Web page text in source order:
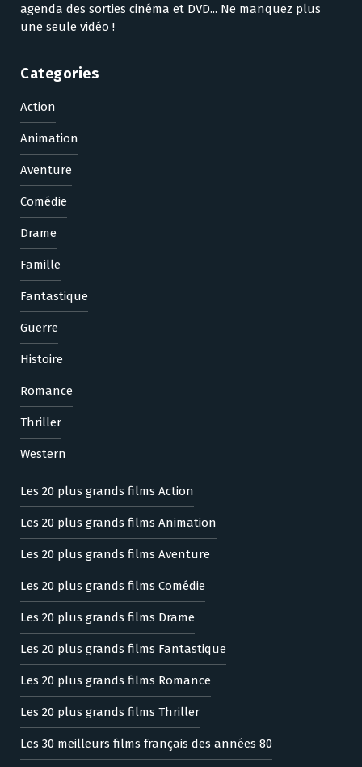
agenda des sorties cinéma et DVD... Ne manquez plus
une seule vidéo !
Categories
Action
Animation
Aventure
Comédie
Drame
Famille
Fantastique
Guerre
Histoire
Romance
Thriller
Western
Les 20 plus grands films Action
Les 20 plus grands films Animation
Les 20 plus grands films Aventure
Les 20 plus grands films Comédie
Les 20 plus grands films Drame
Les 20 plus grands films Fantastique
Les 20 plus grands films Romance
Les 20 plus grands films Thriller
Les 30 meilleurs films français des années 80